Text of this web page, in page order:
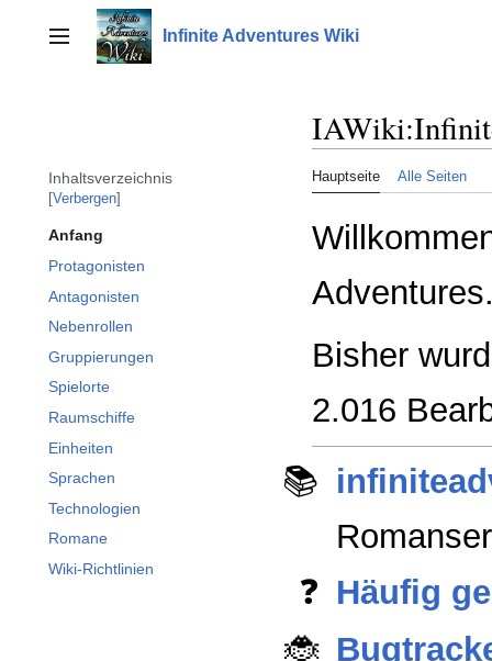
Inhalt
springen
Seitenleiste umschalten
Infinite Adventures Wiki
Inhaltsverzeichnis
Verbergen
Anfang
Protagonisten
Antagonisten
Nebenrollen
Gruppierungen
Spielorte
Raumschiffe
Einheiten
Sprachen
Technologien
Romane
Wiki-Richtlinien
IAWiki:
Hauptseite Alle Seiten
Bisher
2.016
Häufig